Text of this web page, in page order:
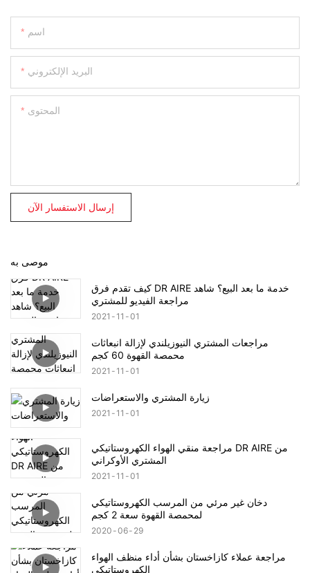
اسم
البريد الإلكتروني
المحتوى
إرسال الاستفسار الآن
موصى به
كيف تقدم فرق DR AIRE خدمة ما بعد البيع؟ شاهد
مراجعة الفيديو للمشتري
2021 11 01
مراجعات المشتري النيوزيلندي لإزالة انبعاثات
محمصة القهوة 60 كجم
2021 11 01
زيارة المشتري والاستعراضات
2021 11 01
مراجعة منقي الهواء الكهروستاتيكي DR AIRE من
المشتري الأوكراني
2021 11 01
دخان غير مرئي من المرسب الكهروستاتيكي
لمحمصة القهوة سعة 2 كجم
2020 06 29
مراجعة عملاء كازاخستان بشأن أداء منظف الهواء
الكهروستاتيكي